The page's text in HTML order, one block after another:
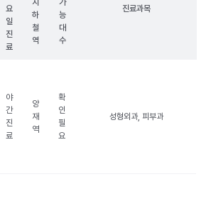
요
일
진
료
지
하
철
역
가
능
대
수
진료과목
야
간
진
료
양
재
역
확
인
필
요
성형외과, 피부과